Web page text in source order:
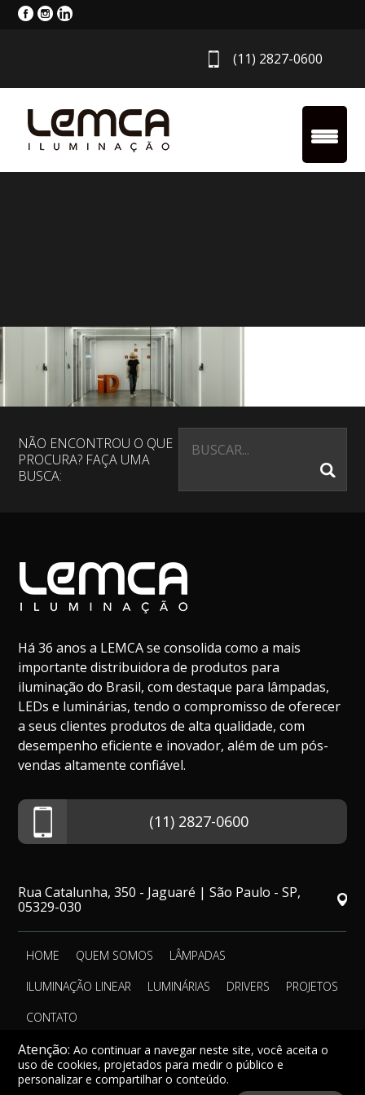
(11) 2827-0600
NÃO ENCONTROU O QUE
PROCURA? FAÇA UMA
BUSCA:
Há 36 anos a LEMCA se consolida como a mais
importante distribuidora de produtos para
iluminação do Brasil, com destaque para lâmpadas,
LEDs e luminárias, tendo o compromisso de oferecer
a seus clientes produtos de alta qualidade, com
desempenho eficiente e inovador, além de um pós-
vendas altamente confiável.
(11) 2827-0600
Rua Catalunha, 350 - Jaguaré | São Paulo - SP,
05329-030
HOME QUEM SOMOS
LÂMPADAS
ILUMINAÇÃO LINEAR
LUMINÁRIAS DRIVERS
PROJETOS
CONTATO
Atenção: Ao continuar a navegar neste site, você aceita o
uso de cookies, projetados para medir o público e
personalizar e compartilhar o conteúdo.